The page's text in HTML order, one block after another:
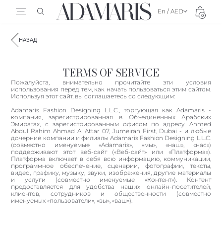
En / AED
0
НАЗАД
TERMS OF SERVICE
Пожалуйста, внимательно прочитайте эти условия
использования перед тем, как начать пользоваться этим сайтом.
Используя этот сайт, вы соглашаетесь со следующим:
Adamaris Fashion Designing L.L.C., торгующая как Adamaris -
компания, зарегистрированная в Объединенных Арабских
Эмиратах, с зарегистрированным офисом по адресу Ahmed
Abdul Rahim Ahmad Al Attar 07, Jumeirah First, Dubai - и любые
дочерние компании и филиалы Adamaris Fashion Designing L.L.C.
(совместно именуемые «Adamaris», «мы», «наш», «нас»)
поддерживают этот веб-сайт («Веб-сайт» или «Платформа»).
Платформа включает в себя всю информацию, коммуникации,
программное обеспечение, сценарии, фотографии, тексты,
видео, графику, музыку, звуки, изображения, другие материалы
и услуги (совместно именуемые «Контент»). Контент
предоставляется для удобства наших онлайн-посетителей,
клиентов, сотрудников и общественности (совместно
именуемых «пользователи», «вы», «ваш»).